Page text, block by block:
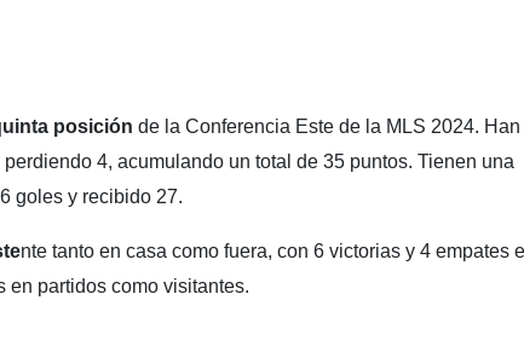
posición de la Conferencia Este de la MLS 2024. Han
4, acumulando un total de 35 puntos. Tienen una
goles y recibido 27.
nte tanto en casa como fuera, con 6 victorias y 4 empates
en partidos como visitantes.